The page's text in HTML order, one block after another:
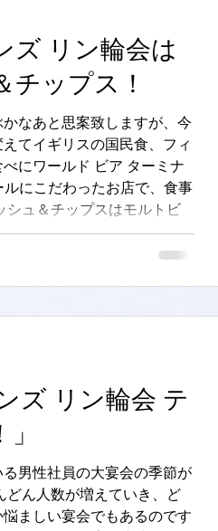
ズ リン輪会は
チップス！
なあと思案致しますが、今
てイギリスの国民食、フィ
にワールド ビア ターミナ
ルにこだわったお店で、食事
シュ＆チップスはモルトビ
食べると激ウマ...
ズ リン輪会 テ
男性社員の大宴会の季節が
どん人数が増えていき、ど
ましい宴会でもあるのです